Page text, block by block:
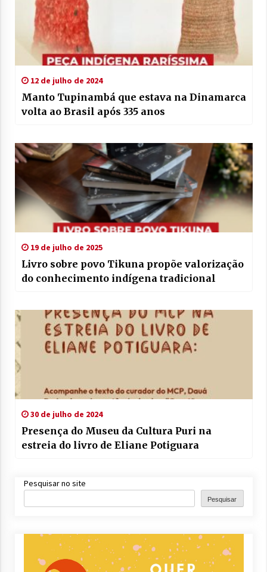
12 de julho de 2024
Manto Tupinambá que estava na Dinamarca
volta ao Brasil após 335 anos
19 de julho de 2025
Livro sobre povo Tikuna propõe valorização
do conhecimento indígena tradicional
30 de julho de 2024
Presença do Museu da Cultura Puri na
estreia do livro de Eliane Potiguara
Pesquisar no site
Pesquisar